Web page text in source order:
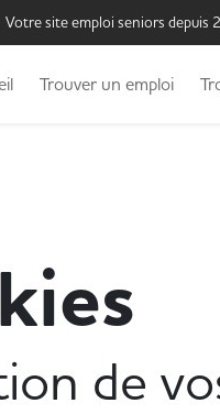
Votre site emploi seniors depuis
Trouver un emploi
de